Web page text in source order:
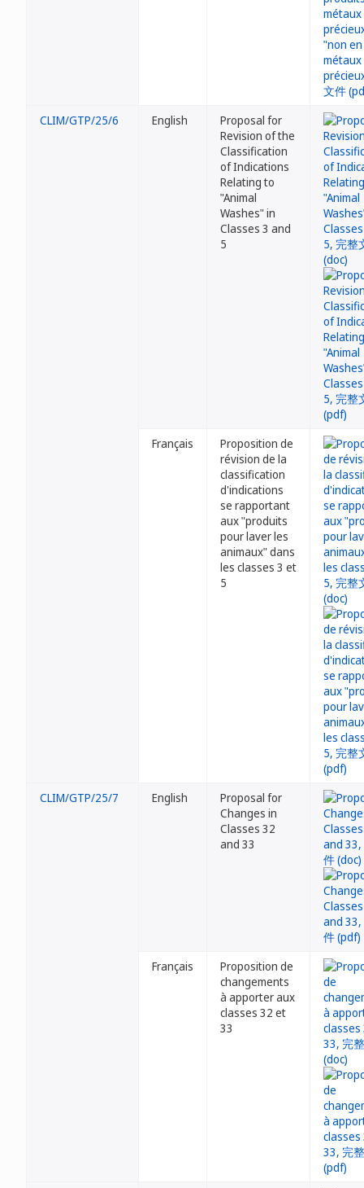
CLIM/GTP/25/6 English
Proposal for
Revision of the
Classification
of Indications
Relating to
"Animal
Washes" in
Classes 3 and
5
Français
Proposition de
révision de la
classification
d'indications
se rapportant
aux "produits
pour laver les
animaux" dans
les classes 3 et
5
CLIM/GTP/25/7 English
Proposal for
Changes in
Classes 32
and 33
Français
Proposition de
changements
à apporter aux
classes 32 et
33